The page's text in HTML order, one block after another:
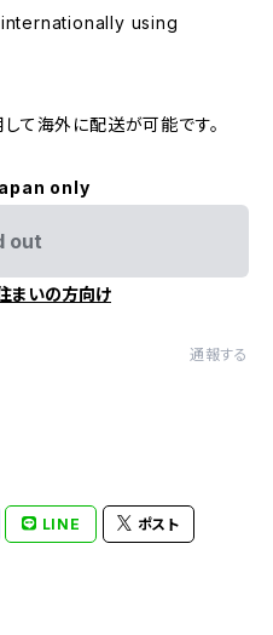
using
て海外に配送が可能です。
only
out
まいの方向け
通報する
LINE ポスト